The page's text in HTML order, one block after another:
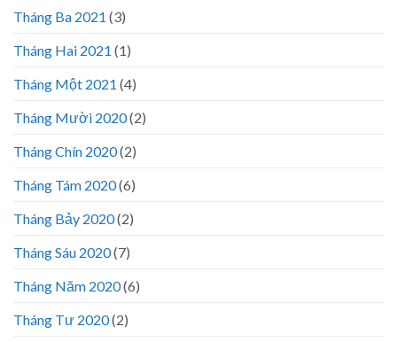
Tháng Ba 2021 (3)
Tháng Hai 2021 (1)
Tháng Một 2021 (4)
Tháng Mười 2020(2)
Tháng Chín 2020(2)
Tháng Tám 2020(6)
Tháng Bảy 2020(2)
Tháng Sáu 2020(7)
Tháng Năm 2020(6)
Tháng Tư 2020(2)